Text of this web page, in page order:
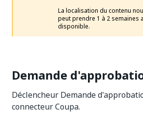
La localisation du contenu
peut prendre 1 à 2 semaines
disponible.
Demande
Déclencheur Demande
connecteur Coupa.